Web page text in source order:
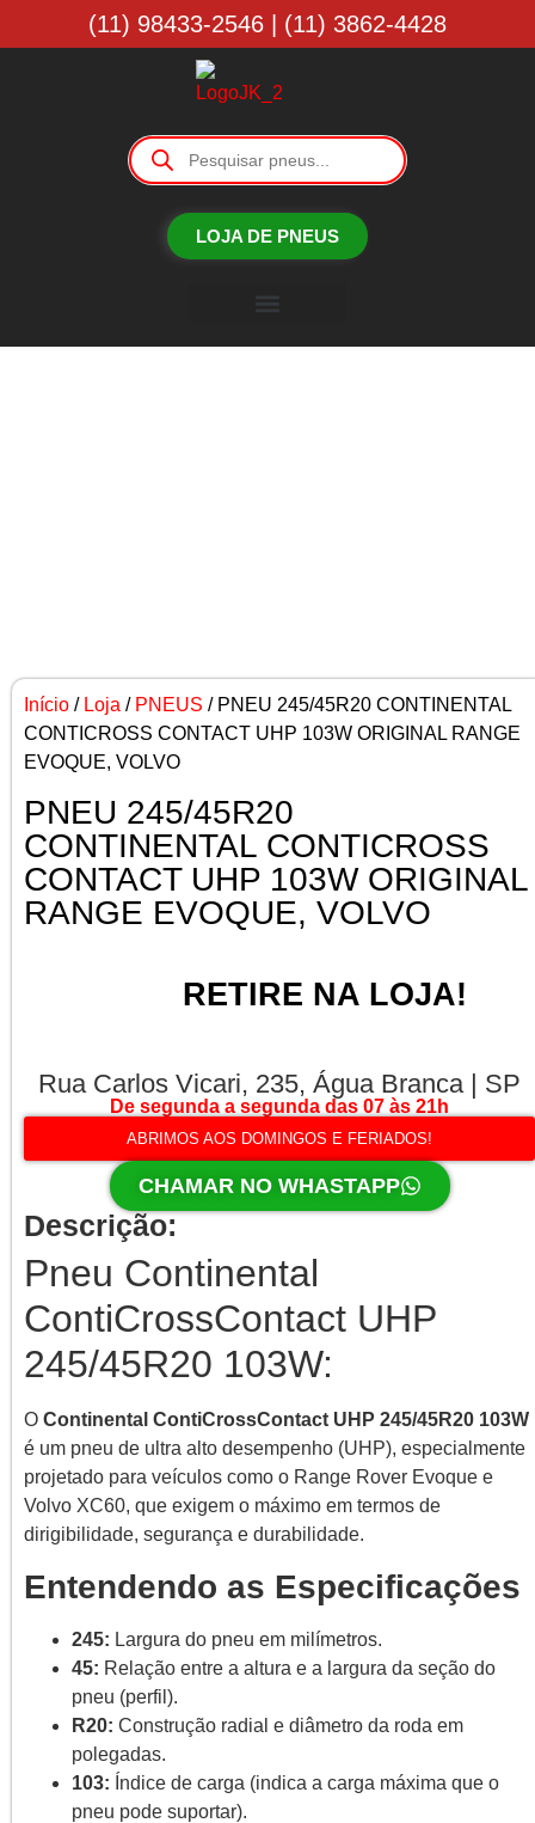
(11) 98433-2546 | (11) 3862-4428
LOJA DE PNEUS
Início / Loja / PNEUS / PNEU 245/45R20 CONTINENTAL
CONTICROSS CONTACT UHP 103W ORIGINAL RANGE
EVOQUE, VOLVO
PNEU 245/45R20
CONTINENTAL CONTICROSS
CONTACT UHP 103W ORIGINAL
RANGE EVOQUE, VOLVO
RETIRE NA LOJA!
Rua Carlos Vicari, 235, Água Branca | SP
De segunda a segunda das 07 às 21h
ABRIMOS AOS DOMINGOS E FERIADOS!
CHAMAR NO WHASTAPP
Descrição:
Pneu Continental
ContiCrossContact UHP
245/45R20 103W:
O Continental ContiCrossContact UHP 245/45R20 103W
é um pneu de ultra alto desempenho (UHP), especialmente
projetado para veículos como o Range Rover Evoque e
Volvo XC60, que exigem o máximo em termos de
dirigibilidade, segurança e durabilidade.
Entendendo as Especificações
245: Largura do pneu em milímetros.
45: Relação entre a altura e a largura da seção do
pneu (perfil).
R20: Construção radial e diâmetro da roda em
polegadas.
103: Índice de carga (indica a carga máxima que o
pneu pode suportar).